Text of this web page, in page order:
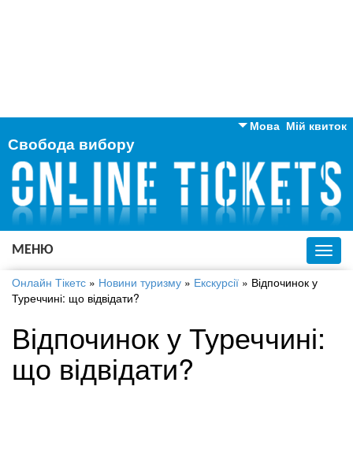
Мій квиток
Мова
Англійська
Російська
Українська
Свобода вибору
МЕНЮ
Онлайн Тікетс » Новини туризму » Екскурсії » Відпочинок у
Туреччині: що відвідати?
Відпочинок у Туреччині:
що відвідати?